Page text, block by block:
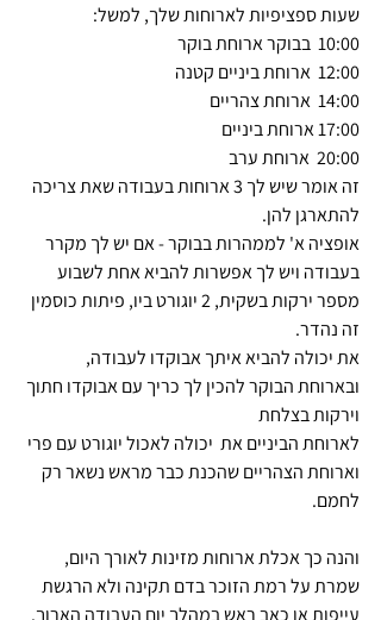
שעות ספציפיות לארוחות שלך, למשל:
10:00  בבוקר ארוחת בוקר
12:00  ארוחת ביניים קטנה
14:00  ארוחת צהריים
17:00 ארוחת ביניים
20:00  ארוחת ערב
זה אומר שיש לך 3 ארוחות בעבודה שאת צריכה
להתארגן להן.
אופציה א' לממהרות בבוקר - אם יש לך מקרר
בעבודה ויש לך אפשרות להביא אחת לשבוע
מספר ירקות בשקית, 2 יוגורט ביו, פיתות כוסמין
זה נהדר.
את יכולה להביא איתך אבוקדו לעבודה,
ובארוחת הבוקר להכין לך כריך עם אבוקדו חתוך
וירקות בצלחת
לארוחת הביניים את  יכולה לאכול יוגורט עם פרי
וארוחת הצהריים שהכנת כבר מראש נשאר רק
לחמם.
והנה כך אכלת ארוחות מזינות לאורך היום,
שמרת על רמת הזוכר בדם תקינה ולא הרגשת
עייפות או כאב ראש במהלך יום העבודה הארוך.